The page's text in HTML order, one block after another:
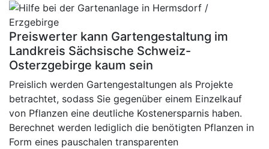
Preiswerter kann Gartengestaltung im
Landkreis Sächsische Schweiz-
Osterzgebirge kaum sein
Preislich werden Gartengestaltungen als Projekte
betrachtet, sodass Sie gegenüber einem Einzelkauf
von Pflanzen eine deutliche Kostenersparnis haben.
Berechnet werden lediglich die benötigten Pflanzen in
Form eines pauschalen transparenten